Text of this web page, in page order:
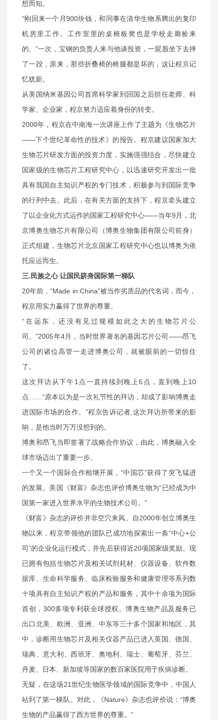
想而知。
“刚回来一个月900块钱，和同事在清华生物系腾出的复印
机房里工作。工作室里的桌椅板凳也是学校走廊捡来
的。”一次，宝钢的负责人来与他谈投资，一屁股坐下去摔
了一跤，原来，那些折叠椅的椅腿都是坏的，这让程京记
忆犹新。
从美国纳米基因公司首席科学家到回国之后担任老师、科
学家、企业家，程京努力适应着身份的转变。
2000年，程京在中南海一次讲座上作了主题为《生物芯片
——下个世纪革命性的技术》的报告。程京建议国家加大
生物芯片研发方面的投资力度，实施强强结合，尽快建立
国家级的生物芯片工程研究中心，以迅速研究开发出一批
具有我国自主知识产权的专门技术，积极参与到国际竞争
的行列中去。此后，在有关方面的支持下，程京牵头建立
了以企业化方式运作的国家工程研究中心——当年9月，北
京博奥生物芯片有限公司（博奥生物集团有限公司前身）
正式组建，生物芯片北京国家工程研究中心也以博奥为依
托应运而生。
三.民族之心 让国民跻身国际第一梯队
20年前，“Made in China”被当作劣质品的代名词，而今，
程京用实力赢得了世界的尊重。
“在远东，还没有见过规模如此之大的生物芯片公
司。”2005年4月，当时世界著名的基因芯片公司——昂飞
公司的诸位高管一走进博奥公司，就被眼前的一切惊住
了。
这次拜访从下午1点一直持续到晚上6点，直到晚上10
点……“原本以为是一次礼节性的拜访，却成了影响博奥走
进国际市场的合作。”程京告诉记者,这次拜访所带来的影
响，是他当时万万没想到的。
博奥和昂飞当即签署了战略合作协议，由此，博奥融入全
球市场迈出了重要一步。
一个又一个国际合作相继开展，“中国芯”获得了突飞猛进
的发展。美国《财富》杂志也评价博奥生物为“已经成为中
国第一家进入世界水平的生物技术公司。”
《财富》杂志的评价并非空穴来风。自2000年创立博奥生
物以来，程京带领他的团队已成功地探索出一条“中心+公
司”的企业化运行模式，并先后获得近20项国家级奖励。现
已拥有包括生物芯片及相关试剂耗材、仪器设备、软件数
据库、生命科学服务、临床检验服务和健康管理等系列数
十项具有自主知识产权的产品和服务，其中十余项为国际
首创，300多项专利获全球授权。博奥生物产品及服务已
出口北美、欧洲、亚洲、中东等三十多个国家和地区，其
中，诊断用生物芯片及相关仪器产品已进入英国、德国、
瑞典、意大利、西班牙、奥地利、瑞士、葡萄牙、芬兰、
丹麦、日本、新加坡等国家的数百家医院用于疾病诊断。
无疑，在这场21世纪生物医学领域的国际竞争中，中国人
站到了第一梯队。对此，《Nature》杂志也评价说：“博奥
生物的产品赢得了西方世界的尊重。”